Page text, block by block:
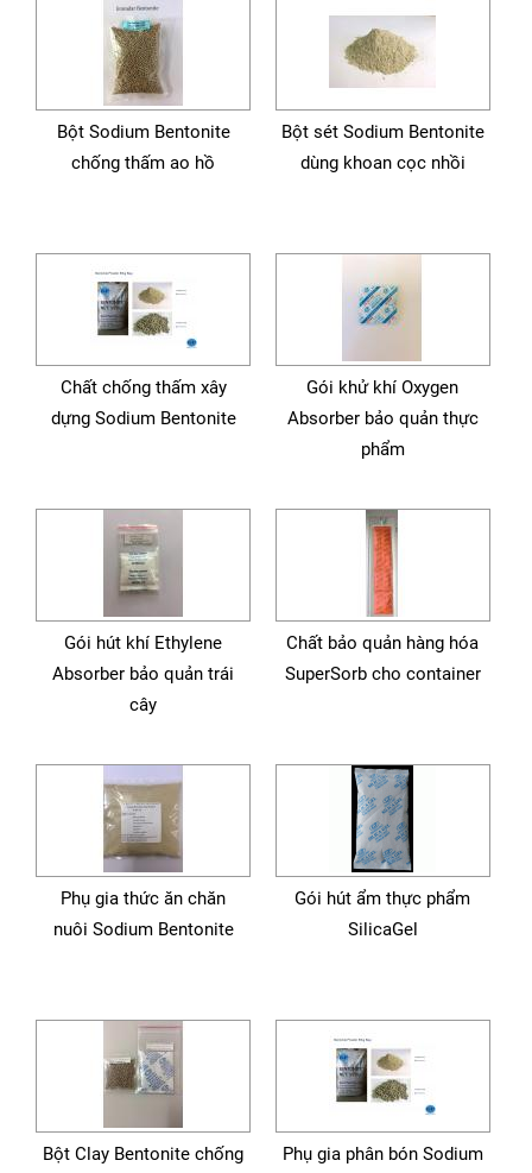
Bột Sodium Bentonite
chống thấm ao hồ
Bột sét Sodium Bentonite
dùng khoan cọc nhồi
Chất chống thấm xây
dựng Sodium Bentonite
Gói khử khí Oxygen
Absorber bảo quản thực
phẩm
Gói hút khí Ethylene
Absorber bảo quản trái
cây
Chất bảo quản hàng hóa
SuperSorb cho container
Phụ gia thức ăn chăn
nuôi Sodium Bentonite
Gói hút ẩm thực phẩm
SilicaGel
Bột Clay Bentonite chống
Phụ gia phân bón Sodium